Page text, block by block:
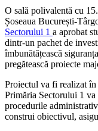
O sală polivalentă cu
Șoseaua București-
Sectorului 1 a aprobat
dintr-un pachet de
îmbunătățească
pregătească proiecte
Proiectul va fi realizat
Primăria Sectorului 1
procedurile
construi obiectivul,